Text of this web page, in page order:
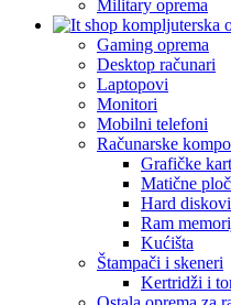
Military oprema
Gaming oprema
Desktop računari
Laptopovi
Monitori
Mobilni telefoni
Računarske
Grafičke
Matične
Hard
Ram
Kućišta
Štampači i skeneri
Kertridži i